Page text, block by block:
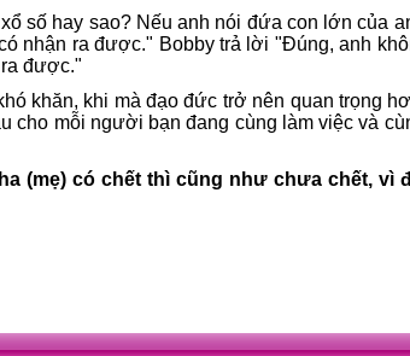
số hay sao? Nếu anh nói đứa con lớn của
nhận ra được." Bobby trả lời "Đúng, anh
được."
khăn, khi mà đạo đức trở nên quan trọng
cho mỗi người bạn đang cùng làm việc và
(mẹ) có chết thì cũng như chưa chết, vì